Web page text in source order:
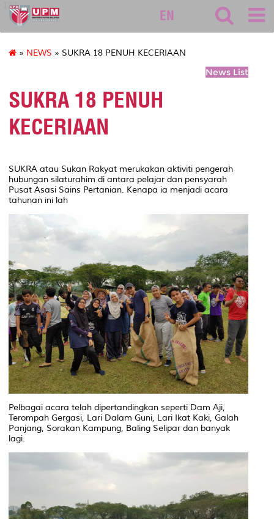
127
EN
» NEWS » SUKRA 18 PENUH KECERIAAN
News List
SUKRA 18 PENUH
KECERIAAN
SUKRA atau Sukan Rakyat merukakan aktiviti pengerah
hubungan silaturahim di antara pelajar dan pensyarah
Pusat Asasi Sains Pertanian. Kenapa ia menjadi acara
tahunan ini lah
Pelbagai acara telah dipertandingkan seperti Dam Aji,
Terompah Gergasi, Lari Dalam Guni, Lari Ikat Kaki, Galah
Panjang, Sorakan Kampung, Baling Selipar dan banyak
lagi.